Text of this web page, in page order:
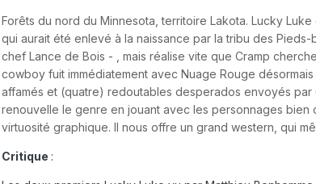
Forêts du nord du Minnesota, territoire Lakota. Lucky
qui aurait été enlevé à la naissance par la tribu des
chef Lance de Bois - , mais réalise vite que Cramp
cowboy fuit immédiatement avec Nuage Rouge
affamés et (quatre) redoutables desperados envoyés par
renouvelle le genre en jouant avec les personnages
virtuosité graphique. Il nous offre un grand western, qui
Critique :